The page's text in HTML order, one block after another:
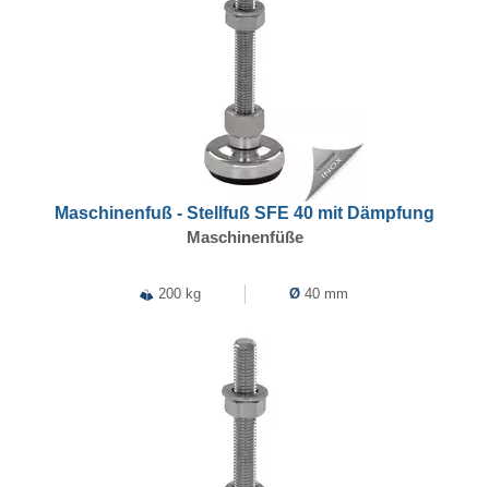
Maschinenfuß - Stellfuß SFE 40 mit Dämpfung
Maschinenfüße
200 kg Ø 40 mm